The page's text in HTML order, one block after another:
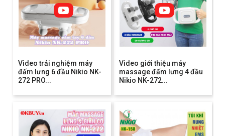
Video trải nghiệm máy
đấm lưng 6 đầu Nikio NK-
272 PRO...
Video giới thiệu máy
massage đấm lưng 4 đầu
Nikio NK-272...